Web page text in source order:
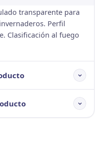
transparente para
Perfil
Clasificación al fuego